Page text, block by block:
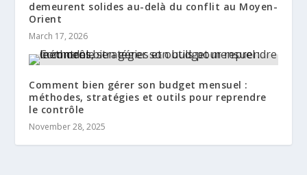
demeurent solides au-delà du conflit au Moyen-
Orient
March 17, 2026
Comment bien gérer son budget mensuel :
méthodes, stratégies et outils pour reprendre
le contrôle
November 28, 2025